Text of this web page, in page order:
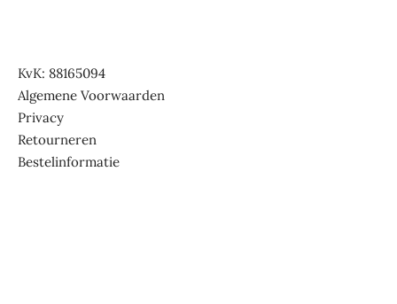
KvK: 88165094
Algemene Voorwaarden
Privacy
Retourneren
Bestelinformatie